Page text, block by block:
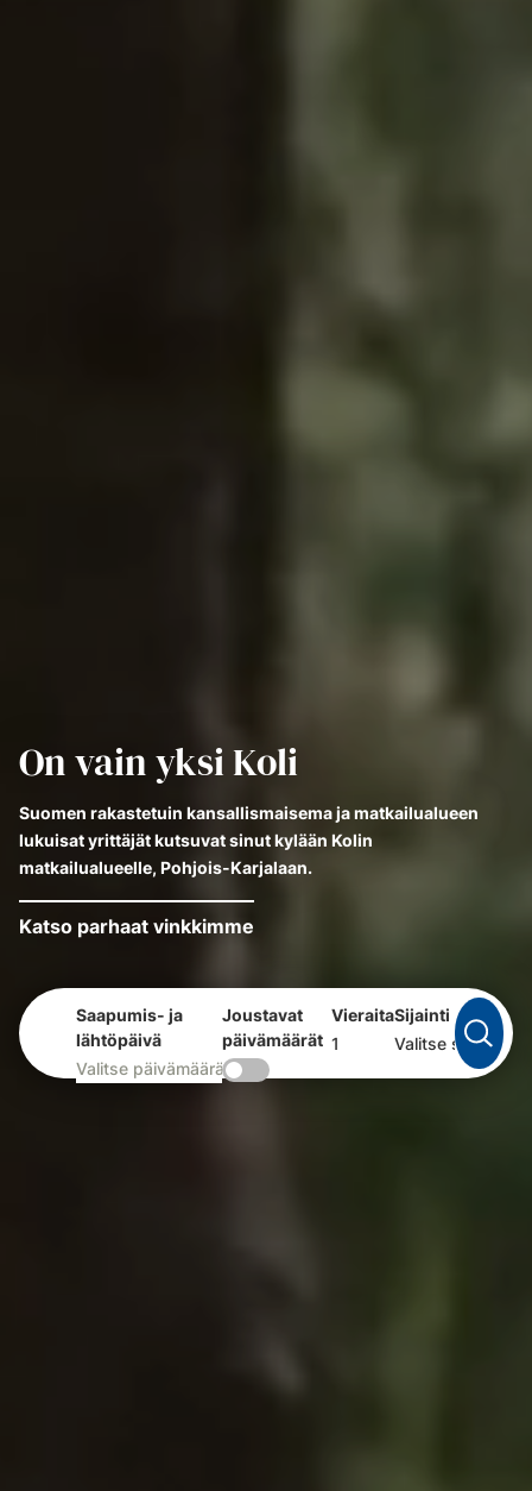
On vain yksi Koli
Suomen rakastetuin kansallismaisema ja matkailualueen
lukuisat yrittäjät kutsuvat sinut kylään Kolin
matkailualueelle, Pohjois-Karjalaan.
Katso parhaat vinkkimme
Saapumis- ja
lähtöpäivä
Joustavat
päivämäärät
VieraitaSijainti